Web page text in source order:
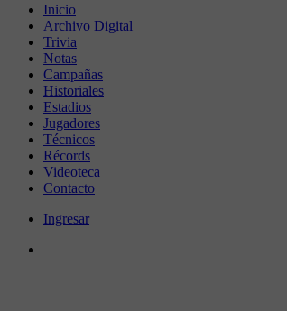
Inicio
Archivo Digital
Trivia
Notas
Campañas
Historiales
Estadios
Jugadores
Técnicos
Récords
Videoteca
Contacto
Ingresar